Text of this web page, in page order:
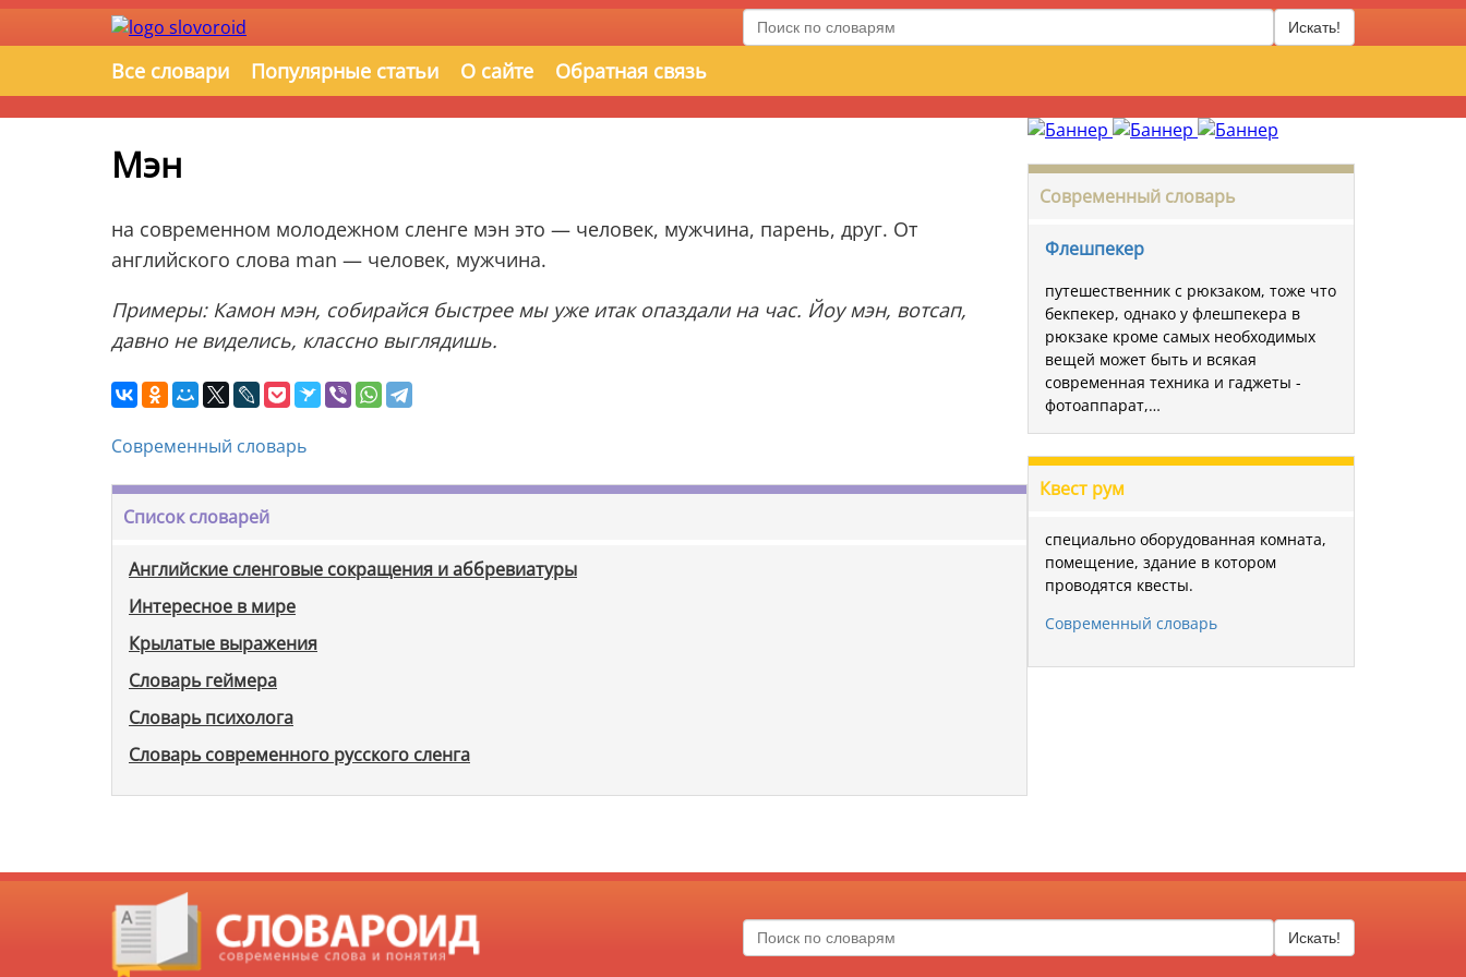
Искать!
Все словари Популярные статьи О сайте Обратная связь
Мэн
на современном молодежном сленге мэн это — человек, мужчина, парень, друг. От
английского слова man — человек, мужчина.
Примеры: Камон мэн, собирайся быстрее мы уже итак опаздали на час. Йоу мэн, вотсап,
давно не виделись, классно выглядишь.
Современный словарь
Список словарей
Английские сленговые сокращения и аббревиатуры
Интересное в мире
Крылатые выражения
Словарь геймера
Словарь психолога
Словарь современного русского сленга
Современный словарь
Флешпекер
путешественник с рюкзаком, тоже что
бекпекер, однако у флешпекера в
рюкзаке кроме самых необходимых
вещей может быть и всякая
современная техника и гаджеты -
фотоаппарат,…
Квест рум
специально оборудованная комната,
помещение, здание в котором
проводятся квесты.
Современный словарь
Искать!